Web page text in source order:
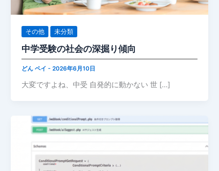
その他 未分類
中学受験の社会の深掘り傾向
どん ペイ-2026年6月10日
大変ですよね、中受 自発的に動かない 世 […]